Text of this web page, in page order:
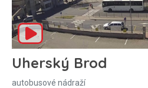
Uherský Brod
autobusové nádraží